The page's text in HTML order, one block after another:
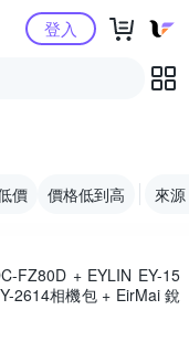
物中心登入
價 價格低到高 來源
FZ80D + EYLIN EY-15
2614相機包 + EirMai 銳
FZ80D (公司貨)